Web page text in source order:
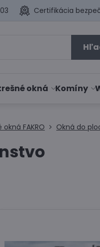
Certifikácia
okná Komíny
okná FAKRO Okná do